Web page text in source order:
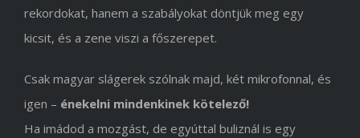
rekordokat, hanem a szabályokat döntjük meg egy
kicsit, és a zene viszi a főszerepet.
Csak magyar slágerek szólnak majd, két mikrofonnal, és
igen – énekelni mindenkinek kötelező!
Ha imádod a mozgást, de egyúttal buliznál is egy